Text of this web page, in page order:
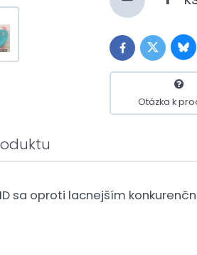
FacebookTwitter
Otázka k
sa oproti lacnejším